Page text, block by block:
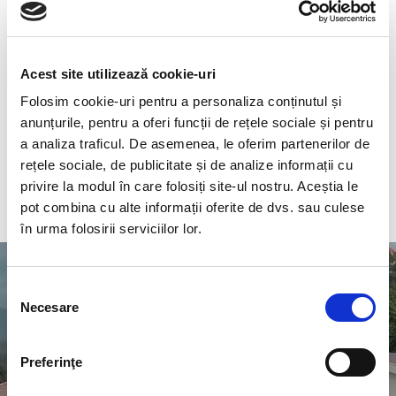
Acest site utilizează cookie-uri
Folosim cookie-uri pentru a personaliza conținutul și
anunțurile, pentru a oferi funcții de rețele sociale și pentru
a analiza traficul. De asemenea, le oferim partenerilor de
rețele sociale, de publicitate și de analize informații cu
privire la modul în care folosiți site-ul nostru. Aceștia le
pot combina cu alte informații oferite de dvs. sau culese
în urma folosirii serviciilor lor.
consimțământului
Necesare
Preferinţe
UNIVERSITATEA DIN